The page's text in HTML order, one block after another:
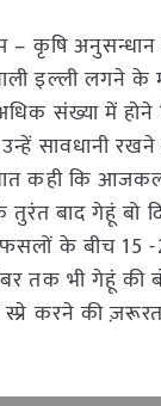
कृषि अनुसन्धान
इल्ली लगने के
संख्या में होने
सावधानी
कही कि
बाद गेहूं बो
फसलों के बीच 15
तक भी गेहूं की
करने की